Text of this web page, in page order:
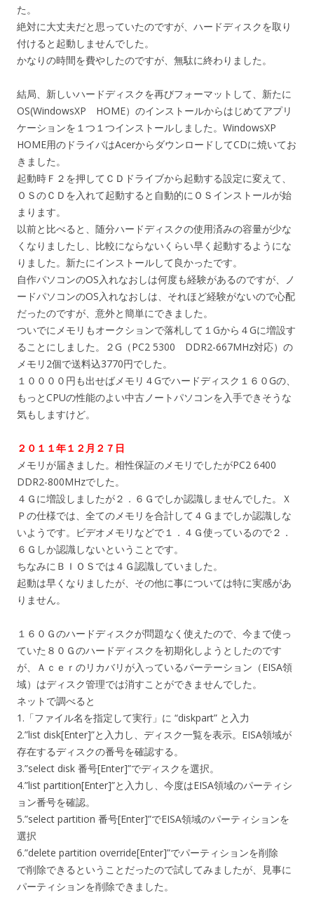
た。
絶対に大丈夫だと思っていたのですが、ハードディスクを取り
付けると起動しませんでした。
かなりの時間を費やしたのですが、無駄に終わりました。
結局、新しいハードディスクを再びフォーマットして、新たに
OS(WindowsXP HOME）のインストールからはじめてアプリ
ケーションを１つ１つインストールしました。WindowsXP
HOME用のドライバはAcerからダウンロードしてCDに焼いてお
きました。
起動時Ｆ２を押してＣＤドライブから起動する設定に変えて、
ＯＳのＣＤを入れて起動すると自動的にＯＳインストールが始
まります。
以前と比べると、随分ハードディスクの使用済みの容量が少な
くなりましたし、比較にならないくらい早く起動するようにな
りました。新たにインストールして良かったです。
自作パソコンのOS入れなおしは何度も経験があるのですが、ノ
ードパソコンのOS入れなおしは、それほど経験がないので心配
だったのですが、意外と簡単にできました。
ついでにメモリもオークションで落札して１Gから４Gに増設す
ることにしました。２G（PC2 5300 DDR2-667MHz対応）の
メモリ2個で送料込3770円でした。
１００００円も出せばメモリ４Gでハードディスク１６０Gの、
もっとCPUの性能のよい中古ノートパソコンを入手できそうな
気もしますけど。
２０１１年１２月２７日
メモリが届きました。相性保証のメモリでしたがPC2 6400
DDR2-800MHzでした。
４Ｇに増設しましたが２．６Ｇでしか認識しませんでした。Ｘ
Ｐの仕様では、全てのメモリを合計して４Ｇまでしか認識しな
いようです。ビデオメモリなどで１．４Ｇ使っているので２．
６Ｇしか認識しないということです。
ちなみにＢＩＯＳでは４Ｇ認識していました。
起動は早くなりましたが、その他に事については特に実感があ
りません。
１６０Ｇのハードディスクが問題なく使えたので、今まで使っ
ていた８０Ｇのハードディスクを初期化しようとしたのです
が、Ａｃｅｒのリカバリが入っているパーテーション（EISA領
域）はディスク管理では消すことができませんでした。
ネットで調べると
1.「ファイル名を指定して実行」に “diskpart” と入力
2.”list disk[Enter]”と入力し、ディスク一覧を表示。EISA領域が
存在するディスクの番号を確認する。
3.”select disk 番号[Enter]”でディスクを選択。
4.”list partition[Enter]”と入力し、今度はEISA領域のパーティシ
ョン番号を確認。
5.”select partition 番号[Enter]”でEISA領域のパーティションを
選択
6.”delete partition override[Enter]”でパーティションを削除
で削除できるということだったので試してみましたが、見事に
パーティションを削除できました。